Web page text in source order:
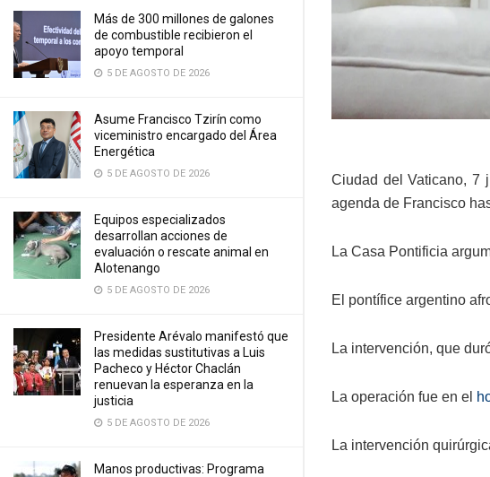
Más de 300 millones de galones
de combustible recibieron el
apoyo temporal
5 DE AGOSTO DE 2026
Asume Francisco Tzirín como
viceministro encargado del Área
Energética
5 DE AGOSTO DE 2026
Equipos especializados
desarrollan acciones de
evaluación o rescate animal en
Alotenango
5 DE AGOSTO DE 2026
Presidente Arévalo manifestó que
las medidas sustitutivas a Luis
Pacheco y Héctor Chaclán
renuevan la esperanza en la
justicia
5 DE AGOSTO DE 2026
Manos productivas: Programa
Ciudad del Vaticano, 7
agenda de Francisco
La Casa Pontificia
El pontífice argentino
La intervención, que
La operación fue en el
La intervención